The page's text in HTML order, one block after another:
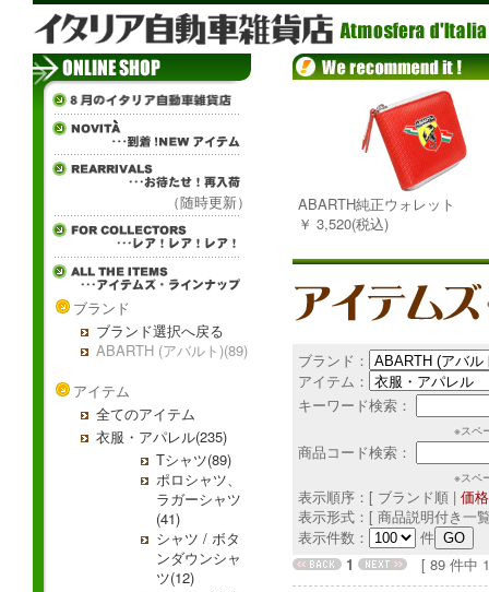
（随時更新）
ブランド
ブランド選択へ戻る
ABARTH (アバルト)(89)
アイテム
全てのアイテム
衣服・アパレル(235)
Tシャツ(89)
ポロシャツ、
ラガーシャツ
(41)
シャツ / ボタ
ンダウンシャ
ツ(12)
ABARTH純正ウォレット
￥ 3,520(税込)
ブランド：
アイテム：
キーワード検索：
※スペ
商品コード検索：
※スペ
表示順序：[ ブランド順 | 価
表示形式：[ 商品説明付き一
表示件数：
件
1
[ 89 件中 1